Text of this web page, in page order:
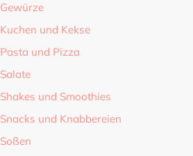
Gewürze
Kuchen und Kekse
Pasta und Pizza
Salate
Shakes und Smoothies
Snacks und Knabbereien
Soßen